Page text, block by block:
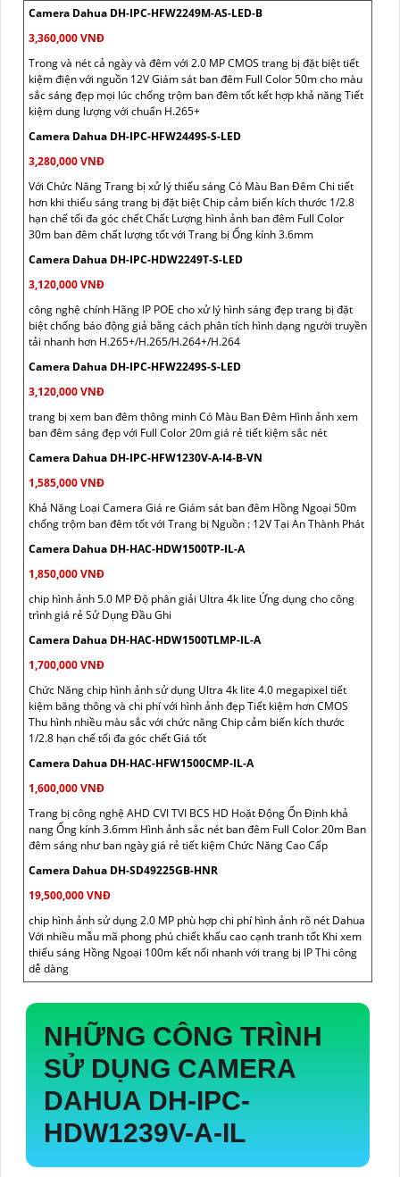
Camera Dahua DH-IPC-HFW2249M-AS-LED-B
3,360,000 VNĐ
Trong và nét cả ngày và đêm với 2.0 MP CMOS trang bị đặt biệt tiết
kiệm điện với nguồn 12V Giám sát ban đêm Full Color 50m cho màu
sắc sáng đẹp mọi lúc chống trộm ban đêm tốt kết hợp khả năng Tiết
kiệm dung lượng với chuẩn H.265+
Camera Dahua DH-IPC-HFW2449S-S-LED
3,280,000 VNĐ
Với Chức Năng Trang bị xử lý thiếu sáng Có Màu Ban Đêm Chi tiết
hơn khi thiếu sáng trang bị đặt biệt Chip cảm biến kích thước 1/2.8
hạn chế tối đa góc chết Chất Lượng hình ảnh ban đêm Full Color
30m ban đêm chất lượng tốt với Trang bị Ống kính 3.6mm
Camera Dahua DH-IPC-HDW2249T-S-LED
3,120,000 VNĐ
công nghệ chính Hãng IP POE cho xử lý hình sáng đẹp trang bị đặt
biệt chống báo động giả bằng cách phân tích hình dạng người truyền
tải nhanh hơn H.265+/H.265/H.264+/H.264
Camera Dahua DH-IPC-HFW2249S-S-LED
3,120,000 VNĐ
trang bị xem ban đêm thông minh Có Màu Ban Đêm Hình ảnh xem
ban đêm sáng đẹp với Full Color 20m giá rẻ tiết kiệm sắc nét
Camera Dahua DH-IPC-HFW1230V-A-I4-B-VN
1,585,000 VNĐ
Khả Năng Loại Camera Giá re Giám sát ban đêm Hồng Ngoại 50m
chống trộm ban đêm tốt với Trang bị Nguồn : 12V Tại An Thành Phát
Camera Dahua DH-HAC-HDW1500TP-IL-A
1,850,000 VNĐ
chip hình ảnh 5.0 MP Độ phân giải Ultra 4k lite Ứng dụng cho công
trình giá rẻ Sử Dụng Đầu Ghi
Camera Dahua DH-HAC-HDW1500TLMP-IL-A
1,700,000 VNĐ
Chức Năng chip hình ảnh sử dụng Ultra 4k lite 4.0 megapixel tiết
kiệm băng thông và chi phí với hình ảnh đẹp Tiết kiệm hơn CMOS
Thu hình nhiều màu sắc với chức năng Chip cảm biến kích thước
1/2.8 hạn chế tối đa góc chết Giá tốt
Camera Dahua DH-HAC-HFW1500CMP-IL-A
1,600,000 VNĐ
Trang bị công nghệ AHD CVI TVI BCS HD Hoặt Động Ổn Định khả
nang Ống kính 3.6mm Hình ảnh sắc nét ban đêm Full Color 20m Ban
đêm sáng như ban ngày giá rẻ tiết kiệm Chức Năng Cao Cấp
Camera Dahua DH-SD49225GB-HNR
19,500,000 VNĐ
chip hình ảnh sử dụng 2.0 MP phù hợp chi phí hình ảnh rõ nét Dahua
Với nhiều mẫu mã phong phú chiết khấu cao cạnh tranh tốt Khi xem
thiếu sáng Hồng Ngoại 100m kết nối nhanh với trang bị IP Thi công
dễ dàng
NHỮNG CÔNG TRÌNH
SỬ DỤNG CAMERA
DAHUA DH-IPC-
HDW1239V-A-IL